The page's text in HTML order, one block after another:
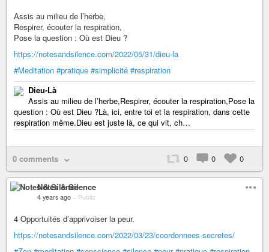
Assis au milieu de l’herbe,
Respirer, écouter la respiration,
Pose la question : Où est Dieu ?
https://notesandsilence.com/2022/05/31/dieu-la
#Meditation #pratique #simplicité #respiration
Dieu-Là
Assis au milieu de l’herbe,Respirer, écouter la respiration,Pose la
question : Où est Dieu ?Là, ici, entre toi et la respiration, dans cette
respiration même.Dieu est juste là, ce qui vit, ch…
0 comments 0 0 0
Notes & Silence
4 years ago – Public
4 Opportuités d’apprivoiser la peur.
https://notesandsilence.com/2022/03/23/coordonnees-secretes/